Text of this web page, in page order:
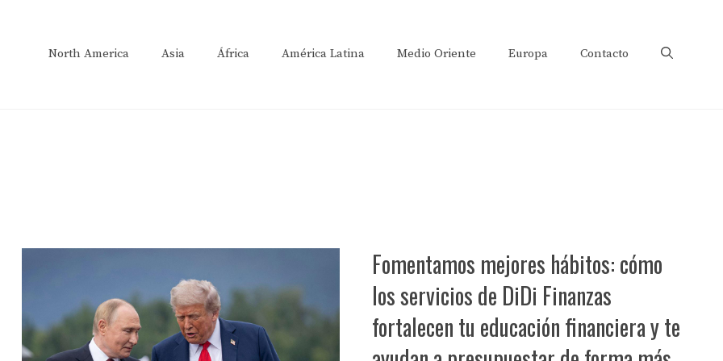
North America Asia África América Latina Medio Oriente Europa Contacto
Fomentamos mejores hábitos: cómo
los servicios de DiDi Finanzas
fortalecen tu educación financiera y te